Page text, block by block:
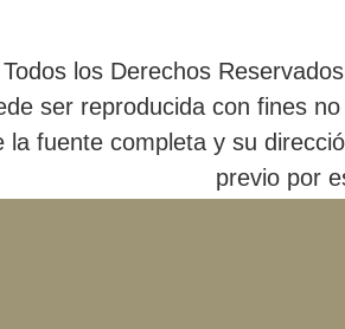
los Derechos
ser reproducida con fines
la fuente completa y su
previo por